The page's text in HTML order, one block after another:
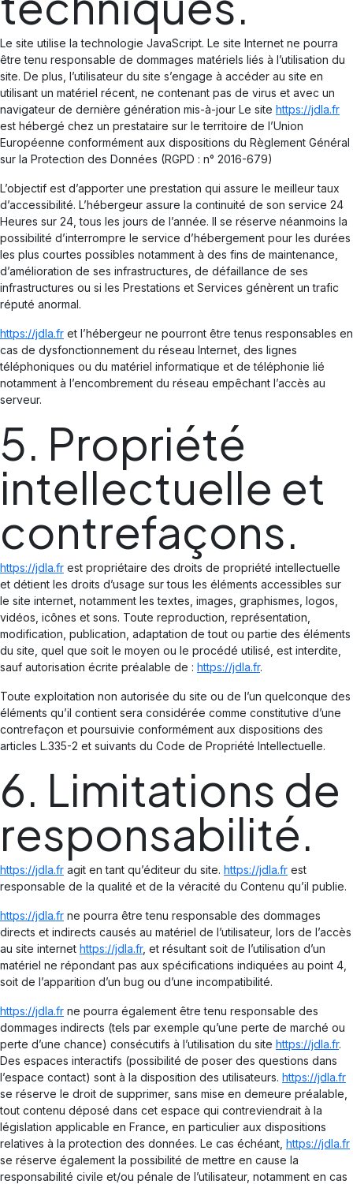
Le site utilise la technologie JavaScript. Le site Internet ne pourra
être tenu responsable de dommages matériels liés à l’utilisation du
site. De plus, l’utilisateur du site s’engage à accéder au site en
utilisant un matériel récent, ne contenant pas de virus et avec un
navigateur de dernière génération mis-à-jour Le site https://jdla.fr
est hébergé chez un prestataire sur le territoire de l’Union
Européenne conformément aux dispositions du Règlement Général
sur la Protection des Données (RGPD : n° 2016-679)
L’objectif est d’apporter une prestation qui assure le meilleur taux
d’accessibilité. L’hébergeur assure la continuité de son service 24
Heures sur 24, tous les jours de l’année. Il se réserve néanmoins la
possibilité d’interrompre le service d’hébergement pour les durées
les plus courtes possibles notamment à des fins de maintenance,
d’amélioration de ses infrastructures, de défaillance de ses
infrastructures ou si les Prestations et Services génèrent un trafic
réputé anormal.
https://jdla.fr et l’hébergeur ne pourront être tenus responsables en
cas de dysfonctionnement du réseau Internet, des lignes
téléphoniques ou du matériel informatique et de téléphonie lié
notamment à l’encombrement du réseau empêchant l’accès au
serveur.
5. Propriété
intellectuelle et
contrefaçons.
https://jdla.fr est propriétaire des droits de propriété intellectuelle
et détient les droits d’usage sur tous les éléments accessibles sur
le site internet, notamment les textes, images, graphismes, logos,
vidéos, icônes et sons. Toute reproduction, représentation,
modification, publication, adaptation de tout ou partie des éléments
du site, quel que soit le moyen ou le procédé utilisé, est interdite,
sauf autorisation écrite préalable de : https://jdla.fr.
Toute exploitation non autorisée du site ou de l’un quelconque des
éléments qu’il contient sera considérée comme constitutive d’une
contrefaçon et poursuivie conformément aux dispositions des
articles L.335-2 et suivants du Code de Propriété Intellectuelle.
6. Limitations de
responsabilité.
https://jdla.fr agit en tant qu’éditeur du site. https://jdla.fr est
responsable de la qualité et de la véracité du Contenu qu’il publie.
https://jdla.fr ne pourra être tenu responsable des dommages
directs et indirects causés au matériel de l’utilisateur, lors de l’accès
au site internet https://jdla.fr, et résultant soit de l’utilisation d’un
matériel ne répondant pas aux spécifications indiquées au point 4,
soit de l’apparition d’un bug ou d’une incompatibilité.
https://jdla.fr ne pourra également être tenu responsable des
dommages indirects (tels par exemple qu’une perte de marché ou
perte d’une chance) consécutifs à l’utilisation du site https://jdla.fr.
Des espaces interactifs (possibilité de poser des questions dans
l’espace contact) sont à la disposition des utilisateurs. https://jdla.fr
se réserve le droit de supprimer, sans mise en demeure préalable,
tout contenu déposé dans cet espace qui contreviendrait à la
législation applicable en France, en particulier aux dispositions
relatives à la protection des données. Le cas échéant, https://jdla.fr
se réserve également la possibilité de mettre en cause la
responsabilité civile et/ou pénale de l’utilisateur, notamment en cas